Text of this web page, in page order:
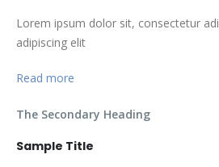
Lorem ipsum dolor sit, consectetur
adipiscing elit
Read more
The Secondary Heading
Sample Title